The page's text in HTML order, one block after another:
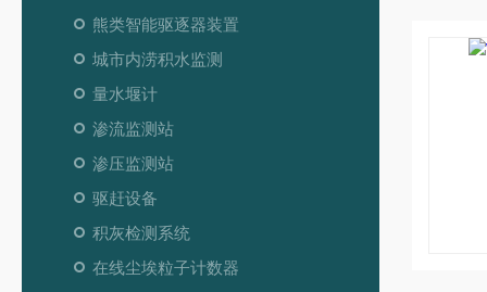
熊类智能驱逐器装置
城市内涝积水监测
量水堰计
渗流监测站
渗压监测站
驱赶设备
积灰检测系统
在线尘埃粒子计数器